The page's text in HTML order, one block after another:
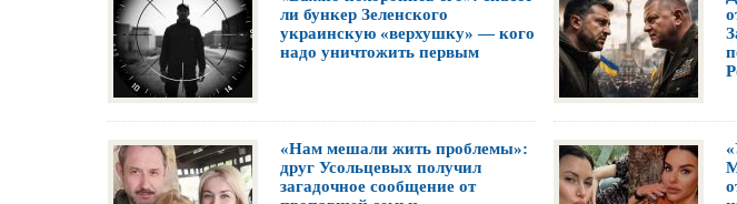
ли бункер Зеленского
украинскую «верхушку» — кого
надо уничтожить первым
«Нам мешали жить проблемы»:
друг Усольцевых получил
загадочное сообщение от